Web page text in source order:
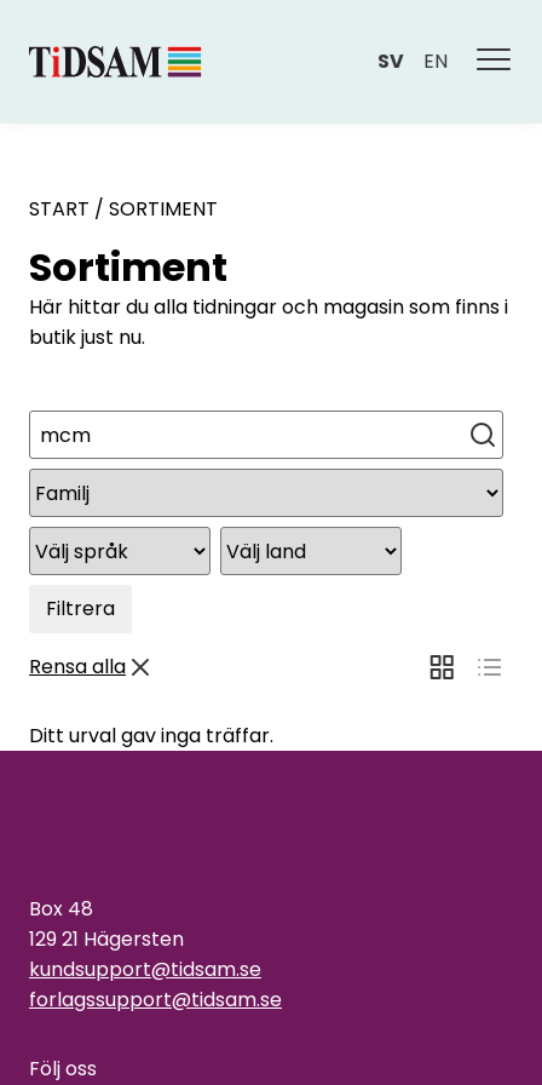
SV EN
START / SORTIMENT
Sortiment
Här hittar du alla tidningar och magasin som finns i
butik just nu.
Sök
Filtrera
Rensa alla
Ditt urval gav inga träffar.
Box 48
129 21 Hägersten
kundsupport@tidsam.se
forlagssupport@tidsam.se
Följ oss